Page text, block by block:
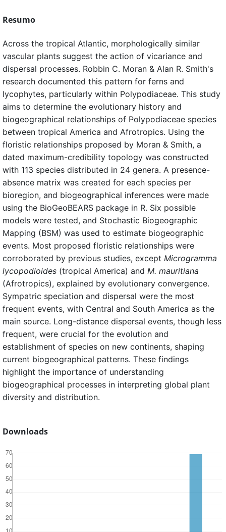
Resumo
Across the tropical Atlantic, morphologically similar
vascular plants suggest the action of vicariance and
dispersal processes. Robbin C. Moran & Alan R. Smith's
research documented this pattern for ferns and
lycophytes, particularly within Polypodiaceae. This study
aims to determine the evolutionary history and
biogeographical relationships of Polypodiaceae species
between tropical America and Afrotropics. Using the
floristic relationships proposed by Moran & Smith, a
dated maximum-credibility topology was constructed
with 113 species distributed in 24 genera. A presence-
absence matrix was created for each species per
bioregion, and biogeographical inferences were made
using the BioGeoBEARS package in R. Six possible
models were tested, and Stochastic Biogeographic
Mapping (BSM) was used to estimate biogeographic
events. Most proposed floristic relationships were
corroborated by previous studies, except Microgramma
lycopodioides (tropical America) and M. mauritiana
(Afrotropics), explained by evolutionary convergence.
Sympatric speciation and dispersal were the most
frequent events, with Central and South America as the
main source. Long-distance dispersal events, though less
frequent, were crucial for the evolution and
establishment of species on new continents, shaping
current biogeographical patterns. These findings
highlight the importance of understanding
biogeographical processes in interpreting global plant
diversity and distribution.
Downloads